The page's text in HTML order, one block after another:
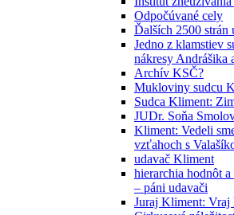
Odpočúvané cely
Ďalších 2500 strán
Jedno z klamstiev
nákresy Andrášika
Archív KSČ?
Mukloviny sudcu
Sudca Kliment:
JUDr. Soňa
Kliment: Vedeli
vzťahoch s
udavač Kliment
hierarchia hodnôt
– páni udavači
Juraj Kliment: Vraj